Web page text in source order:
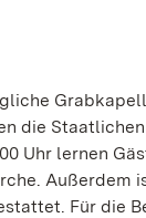
die
Uhr lernen
Für die